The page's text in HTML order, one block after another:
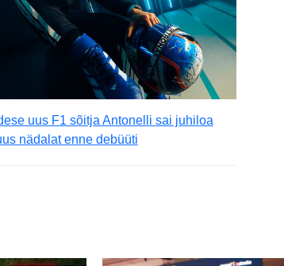
uus F1 sõitja Antonelli sai juhiloa
nädalat enne debüüti